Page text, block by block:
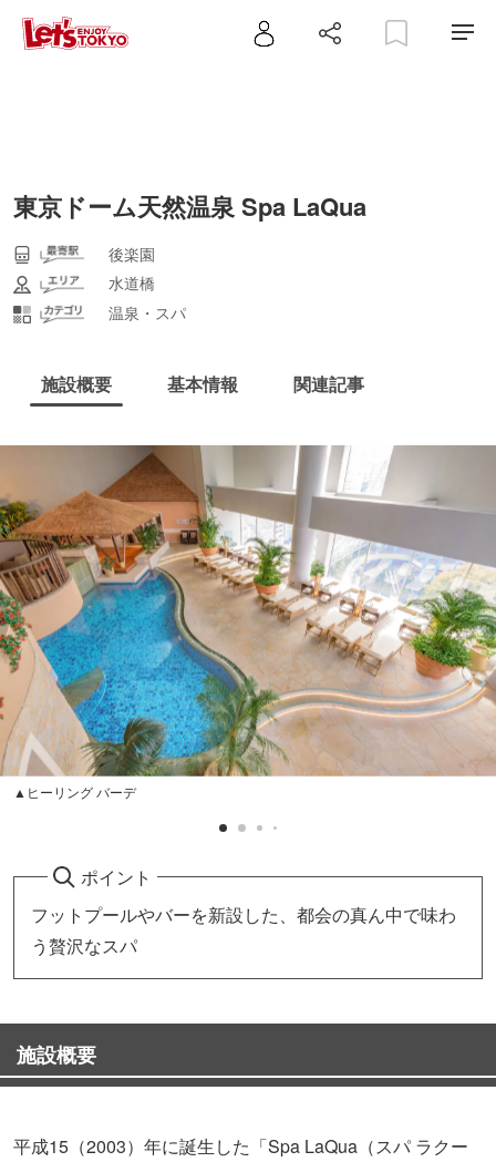
東京ドーム天然温泉 Spa LaQua
後楽園
水道橋
温泉・スパ
施設概要 基本情報 関連記事
▲ヒーリング バーデ
ポイント
フットプールやバーを新設した、都会の真ん中で味わ
う贅沢なスパ
施設概要
平成15（2003）年に誕生した「Spa LaQua（スパ ラクー